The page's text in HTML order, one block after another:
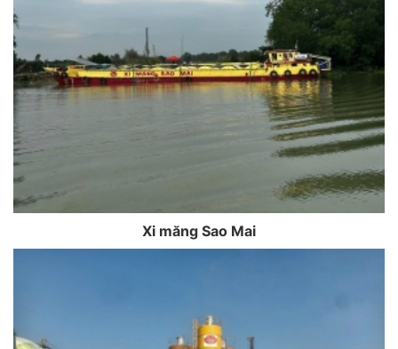
Xi măng Sao Mai